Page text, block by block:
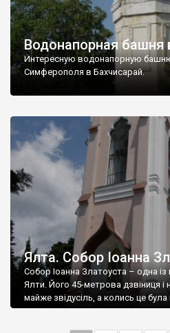
Водонапорная башня
Интересную водонапорную
Симферополя в Бахчисарай.
Ялта. Собор Іоанна
Собор Іоанна Златоуста – одна
Ялти. Його 45-метрова дзвіниця і
майже звідусіль, а колись це